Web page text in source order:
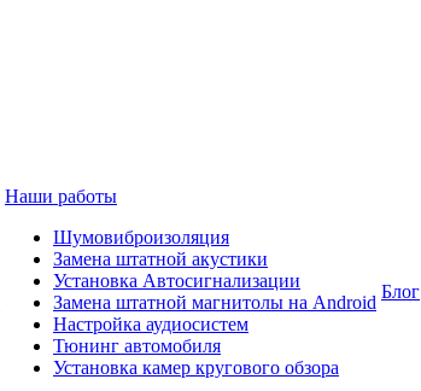
Наши работы
Шумовиброизоляция
Замена штатной акустики
Установка Автосигнализации
Замена штатной магнитолы на Android
Настройка аудиосистем
Тюнинг автомобиля
Установка камер кругового обзора
Блог